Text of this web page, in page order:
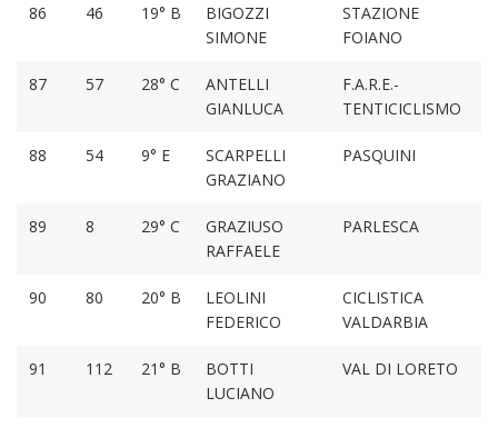
86 46 19° B
BIGOZZI
SIMONE
STAZIONE
FOIANO
87 57 28° C
ANTELLI
GIANLUCA
F.A.R.E.-
TENTICICLISMO
88 54 9° E
SCARPELLI
GRAZIANO
PASQUINI
89 8 29° C
GRAZIUSO
RAFFAELE
PARLESCA
90 80 20° B
LEOLINI
FEDERICO
CICLISTICA
VALDARBIA
91 112 21° B
BOTTI
LUCIANO
VAL DI LORETO